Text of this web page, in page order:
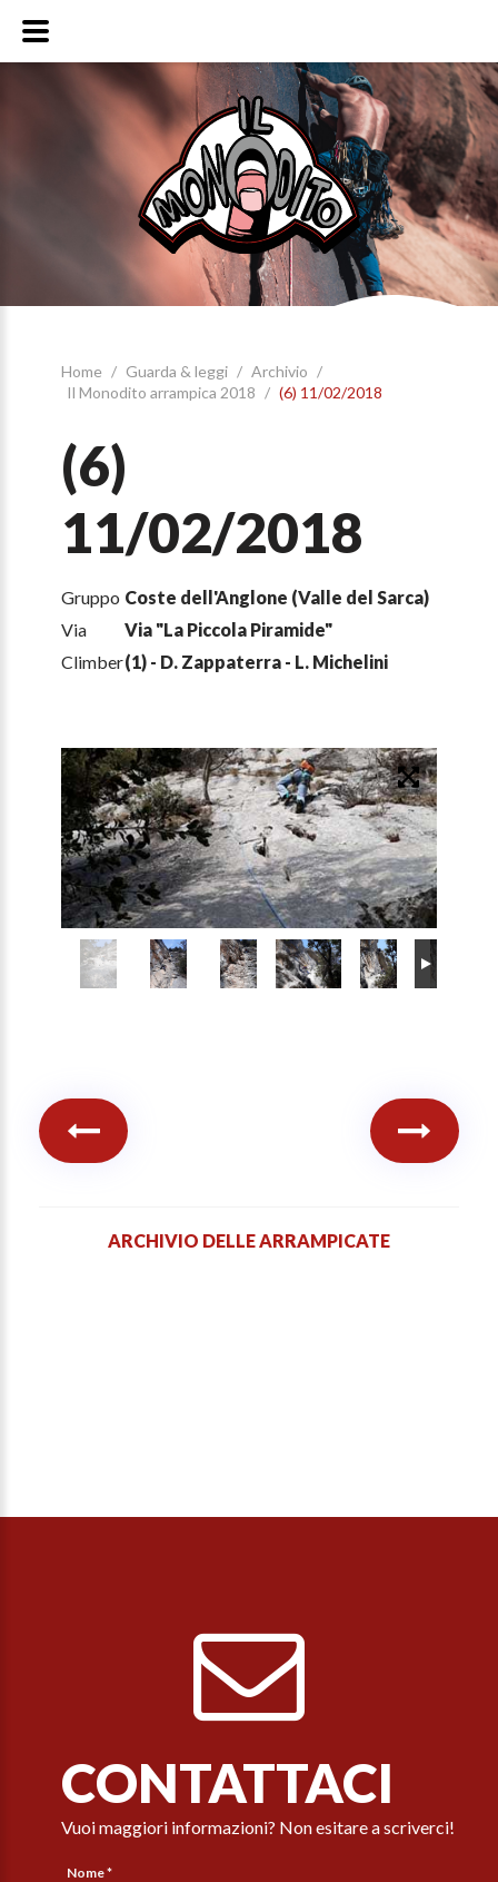
Home / Guarda & leggi / Archivio /
Il Monodito arrampica 2018 / (6) 11/02/2018
(6)
11/02/2018
Gruppo Coste dell'Anglone (Valle del Sarca)
Via
Via "La Piccola Piramide"
Climber(1) - D. Zappaterra - L. Michelini
ARCHIVIO DELLE ARRAMPICATE
CONTATTACI
Vuoi maggiori informazioni? Non esitare a scriverci!
Nome *